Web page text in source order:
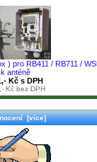
) pro RB411 / RB711 /
k anténě
Kč s DPH
Kč bez DPH
[více]